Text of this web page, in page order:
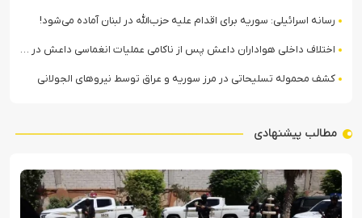
رسانه اسرائیلی: سوریه برای اقدام علیه حزب‌الله در لبنان آماده می‌شود!
اختلاف داخلی هواداران داعش پس از ناکامی عملیات انغماسی داعش در رقه
کشف محموله تسلیحاتی در مرز سوریه و عراق توسط نیروهای الجولانی
مطالب پیشنهادی